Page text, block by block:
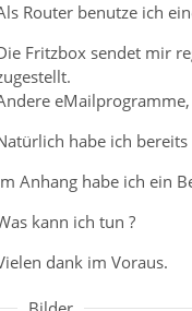
Router benutze ich
Fritzbox sendet mir
habe ich
Anhang habe ich ein
kann ich tun ?
dank im Voraus.